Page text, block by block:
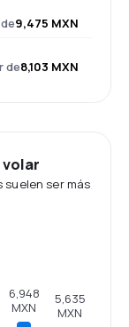
9,475 MXN
de8,103 MXN
volar
suelen ser más
6,948
MXN
5,635
MXN